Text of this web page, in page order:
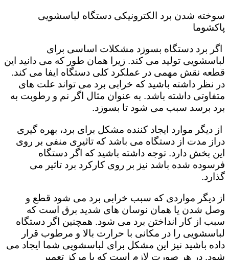
سوخته شدن برد الکترونیکی دستگاه لباسشویی
پاکشوما
اگر برد دستگاه بسوزد مشکلات اساسی برای
لباسشویی تولید می کند. زیرا همان طور که می دانید این
قطعه نقش مهمی در عملکرد کلی دستگاه ایفا می کند.
در نظر داشته باشید که خرابی برد می تواند علت های
متفاوتی داشته باشد. به عنوان مثال اگر نم و رطوبت به
برد برسد سبب می شود تا بسوزد.
از دیگر موارد ایجاد کننده مشکل برای برد، بهره گیری
دراز مدت از دستگاه می باشد که تاثیری منفی بر روی
این بخش دارد. توجه داشته باشید که اگر دستگاه
فرسوده شده باشد نیز بر روی کارکرد برد تاثیر می
گذارد.
از دیگر مواردی که سبب خرابی برد می شود قطع و
وصل شدن یا همان نوسان های شدید برق است که
سبب از کار انداختن برد می شود. همچنین اگر دستگاه
لباسشویی را در مکانی با حرارت بالا و مرطوب قرار
داده باشید نیز این مشکل برای لباسشویی شما ایجاد می
شود. در هر صورت لازم است که با مرکز تعمیر